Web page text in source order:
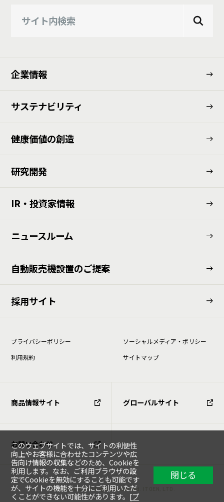
企業情報
サステナビリティ
健康価値の創造
研究開発
IR・投資家情報
ニュースルーム
⾃動販売機設置のご提案
採用サイト
プライバシーポリシー
ソーシャルメディア・ポリシー
利⽤規約
サイトマップ
商品情報サイト グローバルサイト
お問い合わせ
Copyright (C) All Rights Reserved. ITOEN, LTD.
このウェブサイトでは、サイトの利便性
向上やお客様に合わせたコンテンツや広
告向け情報の収集などのため、Cookieを
利用します。なお、ご利用ブラウザの設
定でCookieを無効にすることも可能です
が、サイトの機能を十分にご利用いただ
くことができない可能性があります。[プ
閉じる